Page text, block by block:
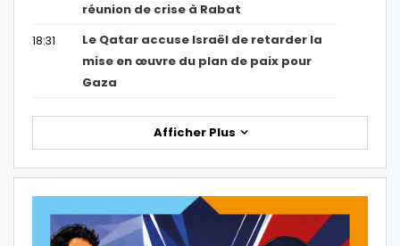
réunion de crise à Rabat
18:31
Le Qatar accuse Israël de retarder la
mise en œuvre du plan de paix pour
Gaza
Afficher Plus